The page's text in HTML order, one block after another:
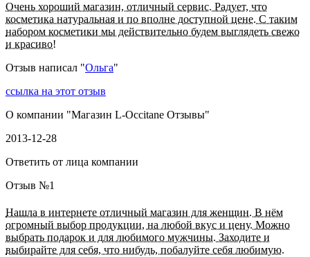
Очень хороший магазин, отличный сервис. Радует, что
косметика натуральная и по вполне доступной цене. С таким
набором косметики мы действительно будем выглядеть свежо
и красиво!
Отзыв написал "Ольга"
ссылка на этот отзыв
О компании "Магазин L-Occitane Отзывы"
2013-12-28
Ответить от лица компании
Отзыв №1
Нашла в интернете отличный магазин для женщин. В нём
огромный выбор продукции, на любой вкус и цену. Можно
выбрать подарок и для любимого мужчины. Заходите и
выбирайте для себя, что нибудь, побалуйте себя любимую.